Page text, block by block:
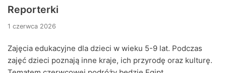
Reporterki
1 czerwca 2026
Zajęcia edukacyjne dla dzieci w wieku 5-9 lat. Podczas
zajęć dzieci poznają inne kraje, ich przyrodę oraz kulturę.